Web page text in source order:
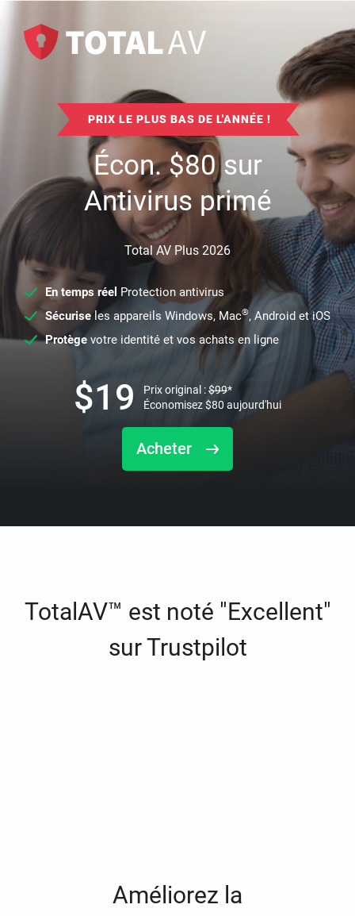
PRIX LE PLUS BAS DE L'ANNÉE !
Écon.$80sur
Antivirus primé
Total AV Plus 2026
En temps réel Protection antivirus
Sécuriseles appareils Windows, Mac®, Android et iOS
Protège votre identité et vos achats en ligne
Acheter
$19 Prix original :$99*
Économisez$80 aujourd'hui
TotalAV™ est noté "Excellent"
sur Trustpilot
Améliorez la